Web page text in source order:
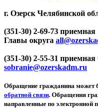
г. Озерск Челябинской
(351-30) 2-69-73 приемная
Главы округа
(351-30) 2-55-31
sobranie@ozerskadm.ru
Обращение гражданина может
обратной связи. Обращения
направленные по электронной